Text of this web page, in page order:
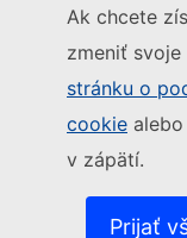
Ak chcete
zmeniť
stránku o
cookie
v zápätí.
Prijať